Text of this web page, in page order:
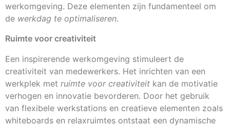
werkomgeving. Deze elementen zijn fundamenteel om
de werkdag te optimaliseren.
Ruimte voor creativiteit
Een inspirerende werkomgeving stimuleert de
creativiteit van medewerkers. Het inrichten van een
werkplek met ruimte voor creativiteit kan de motivatie
verhogen en innovatie bevorderen. Door het gebruik
van flexibele werkstations en creatieve elementen zoals
whiteboards en relaxruimtes ontstaat een dynamische